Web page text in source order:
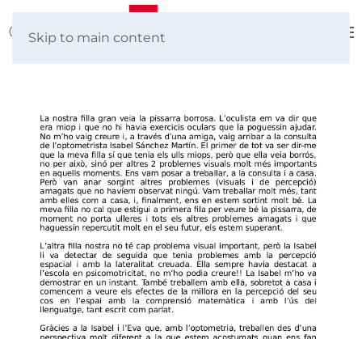
Skip to main content